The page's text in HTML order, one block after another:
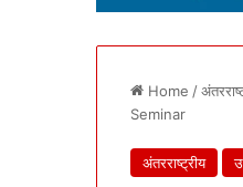
Home /
Seminar
अंतरराष्ट्रीय